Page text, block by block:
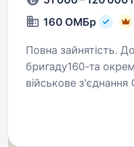
160 ОМБр
Повна зайнятість.
бригаду160-та
військове з'єднання